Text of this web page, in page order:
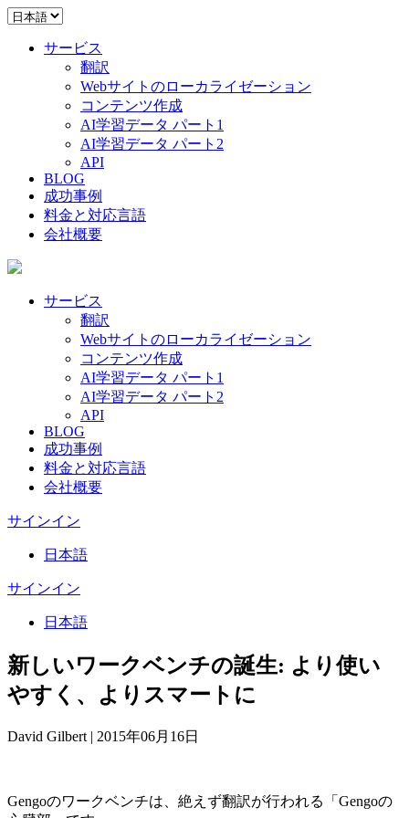
サービス
翻訳
Webサイトのローカライゼーション
コンテンツ作成
AI学習データ パート1
AI学習データ パート2
API
BLOG
成功事例
料金と対応言語
会社概要
サービス
翻訳
Webサイトのローカライゼーション
コンテンツ作成
AI学習データ パート1
AI学習データ パート2
API
BLOG
成功事例
料金と対応言語
会社概要
サインイン
日本語
サインイン
日本語
新しいワークベンチの誕生: より使い
やすく、よりスマートに
David Gilbert | 2015年06月16日
Gengoのワークベンチは、絶えず翻訳が行われる「Gengoの